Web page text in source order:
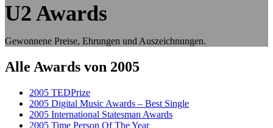
U2 Awards
Gewonnene Preise, Ehrungen und Auszeichnungen.
Alle Awards von 2005
2005 TEDPrize
2005 Digital Music Awards – Best Single
2005 International Statesman Awards
2005 Time Person Of The Year